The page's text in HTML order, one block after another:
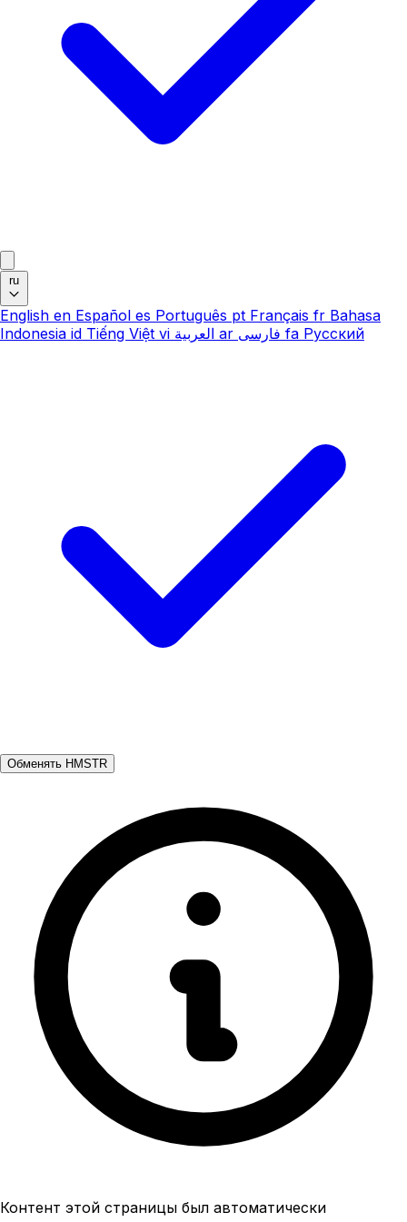
ru
English en Español es Português pt Français fr Bahasa
Indonesia id Tiếng Việt vi العربية ar فارسی fa Русский
Обменять HMSTR
Контент этой страницы был автоматически